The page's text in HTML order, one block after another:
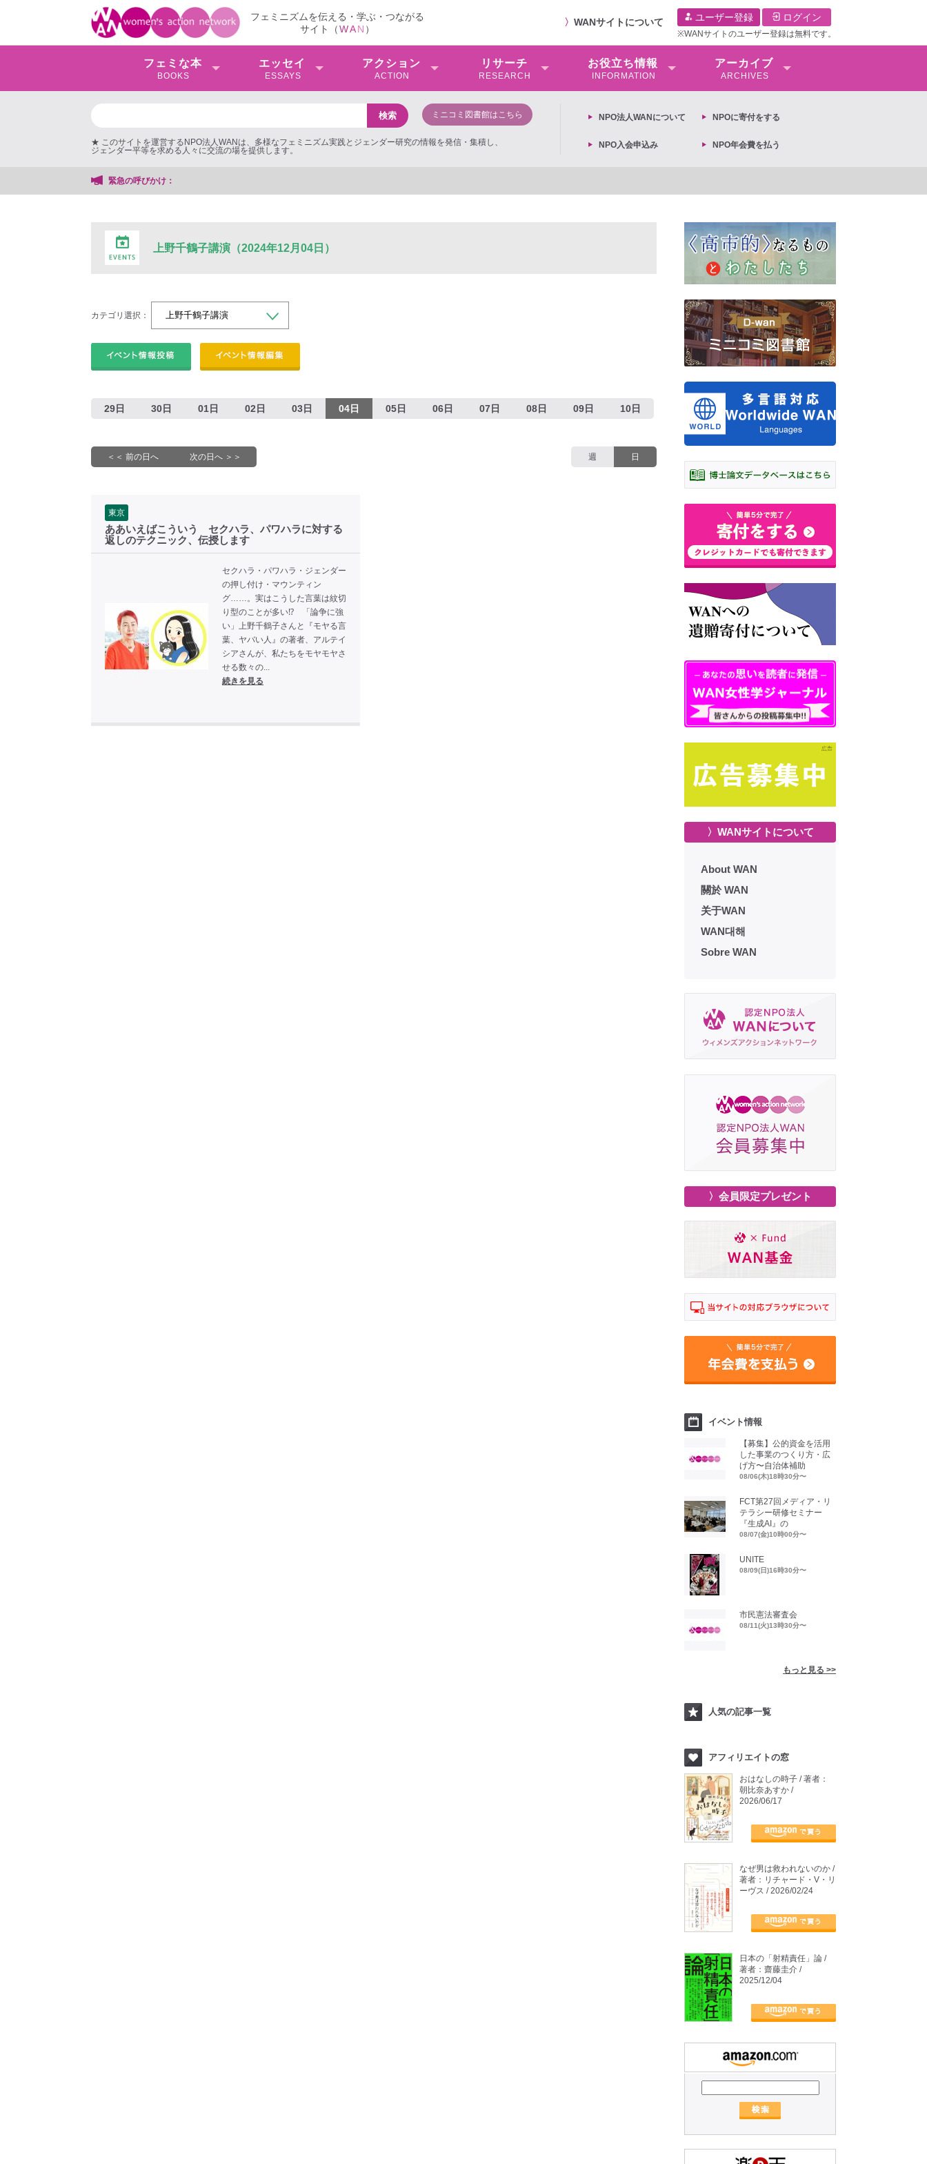
フェミニズムを伝える・学ぶ・つながる
サイト（WAN ）
〉 WANサイトについて ユーザー登録 ログイン
※WANサイトのユーザー登録は無料です。
フェミな本
BOOKS
エッセイ
ESSAYS
アクション
ACTION
リサーチ
RESEARCH
お役⽴ち情報
INFORMATION
アーカイブ
ARCHIVES
ミニコミ図書館はこちら
★ このサイトを運営するNPO法人WANは、多様なフェミニズム実践とジェンダー研究の情報を発信・集積し、
ジェンダー平等を求める人々に交流の場を提供します。
NPO法⼈WANについて NPOに寄付をする
NPO入会申込み NPO年会費を払う
緊急の呼びかけ：
上野千鶴子講演（2024年12月04日）
カテゴリ選択：
29日 30日 01日 02日 03日 04日 05日 06日 07日 08日 09日 10日
＜＜ 前の日へ 次の日へ ＞＞ 週 日
東京
ああいえばこういう セクハラ、パワハラに対する
返しのテクニック、伝授します
セクハラ・パワハラ・ジェンダー
の押し付け・マウンティン
グ……。実はこうした言葉は紋切
り型のことが多い⁉ 「論争に強
い」上野千鶴子さんと『モヤる言
葉、ヤバい人』の著者、アルテイ
シアさんが、私たちをモヤモヤさ
せる数々の...
続きを見る
〉WANサイトについて
About WAN
關於 WAN
关于WAN
WAN대해
Sobre WAN
〉会員限定プレゼント
イベント情報
【募集】公的資金を活用
した事業のつくり方・広
げ方〜自治体補助
08/06(木)18時30分〜
FCT第27回メディア・リ
テラシー研修セミナー
『生成AI』の
08/07(金)10時00分〜
UNITE
08/09(日)16時30分〜
市民憲法審査会
08/11(火)13時30分〜
もっと見る >>
人気の記事一覧
アフィリエイトの窓
おはなしの時子 / 著者：
朝比奈あすか /
2026/06/17
なぜ男は救われないのか /
著者：リチャード・V・リ
ーヴス / 2026/02/24
日本の「射精責任」論 /
著者：齋藤圭介 /
2025/12/04